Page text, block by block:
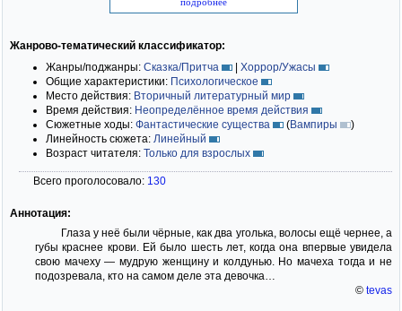
Жанрово-тематический классификатор:
Жанры/поджанры: Сказка/Притча | Хоррор/Ужасы
Общие характеристики: Психологическое
Место действия: Вторичный литературный мир
Время действия: Неопределённое время действия
Сюжетные ходы: Фантастические существа (Вампиры
)
Линейность сюжета: Линейный
Возраст читателя: Только для взрослых
Всего проголосовало: 130
Аннотация:
Глаза у неё были чёрные, как два уголька, волосы ещё чернее, а
губы краснее крови. Ей было шесть лет, когда она впервые увидела
свою мачеху — мудрую женщину и колдунью. Но мачеха тогда и не
подозревала, кто на самом деле эта девочка…
© tevas